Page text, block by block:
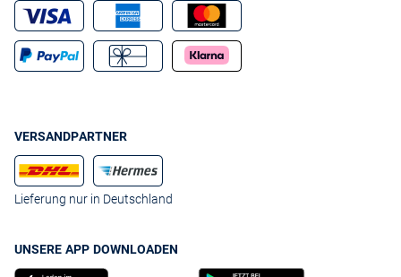
VERSANDPARTNER
Lieferung nur in Deutschland
UNSERE APP DOWNLOADEN